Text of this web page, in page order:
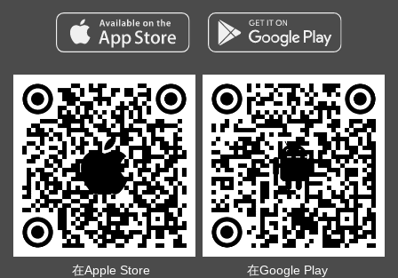
在Apple Store 在Google Play